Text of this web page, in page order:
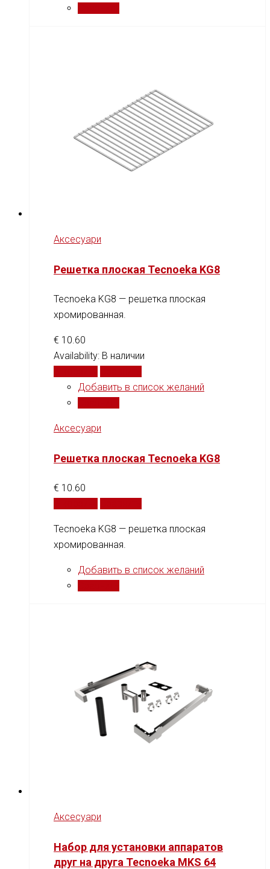
Аксесуари
Решетка плоская Tecnoeka KG8
Tecnoeka KG8 — решетка плоская
хромированная.
€ 10.60
Availability: В наличии
Добавить в список желаний
Аксесуари
Решетка плоская Tecnoeka KG8
€ 10.60
Tecnoeka KG8 — решетка плоская
хромированная.
Добавить в список желаний
Аксесуари
Набор для установки аппаратов
друг на друга Tecnoeka MKS 64